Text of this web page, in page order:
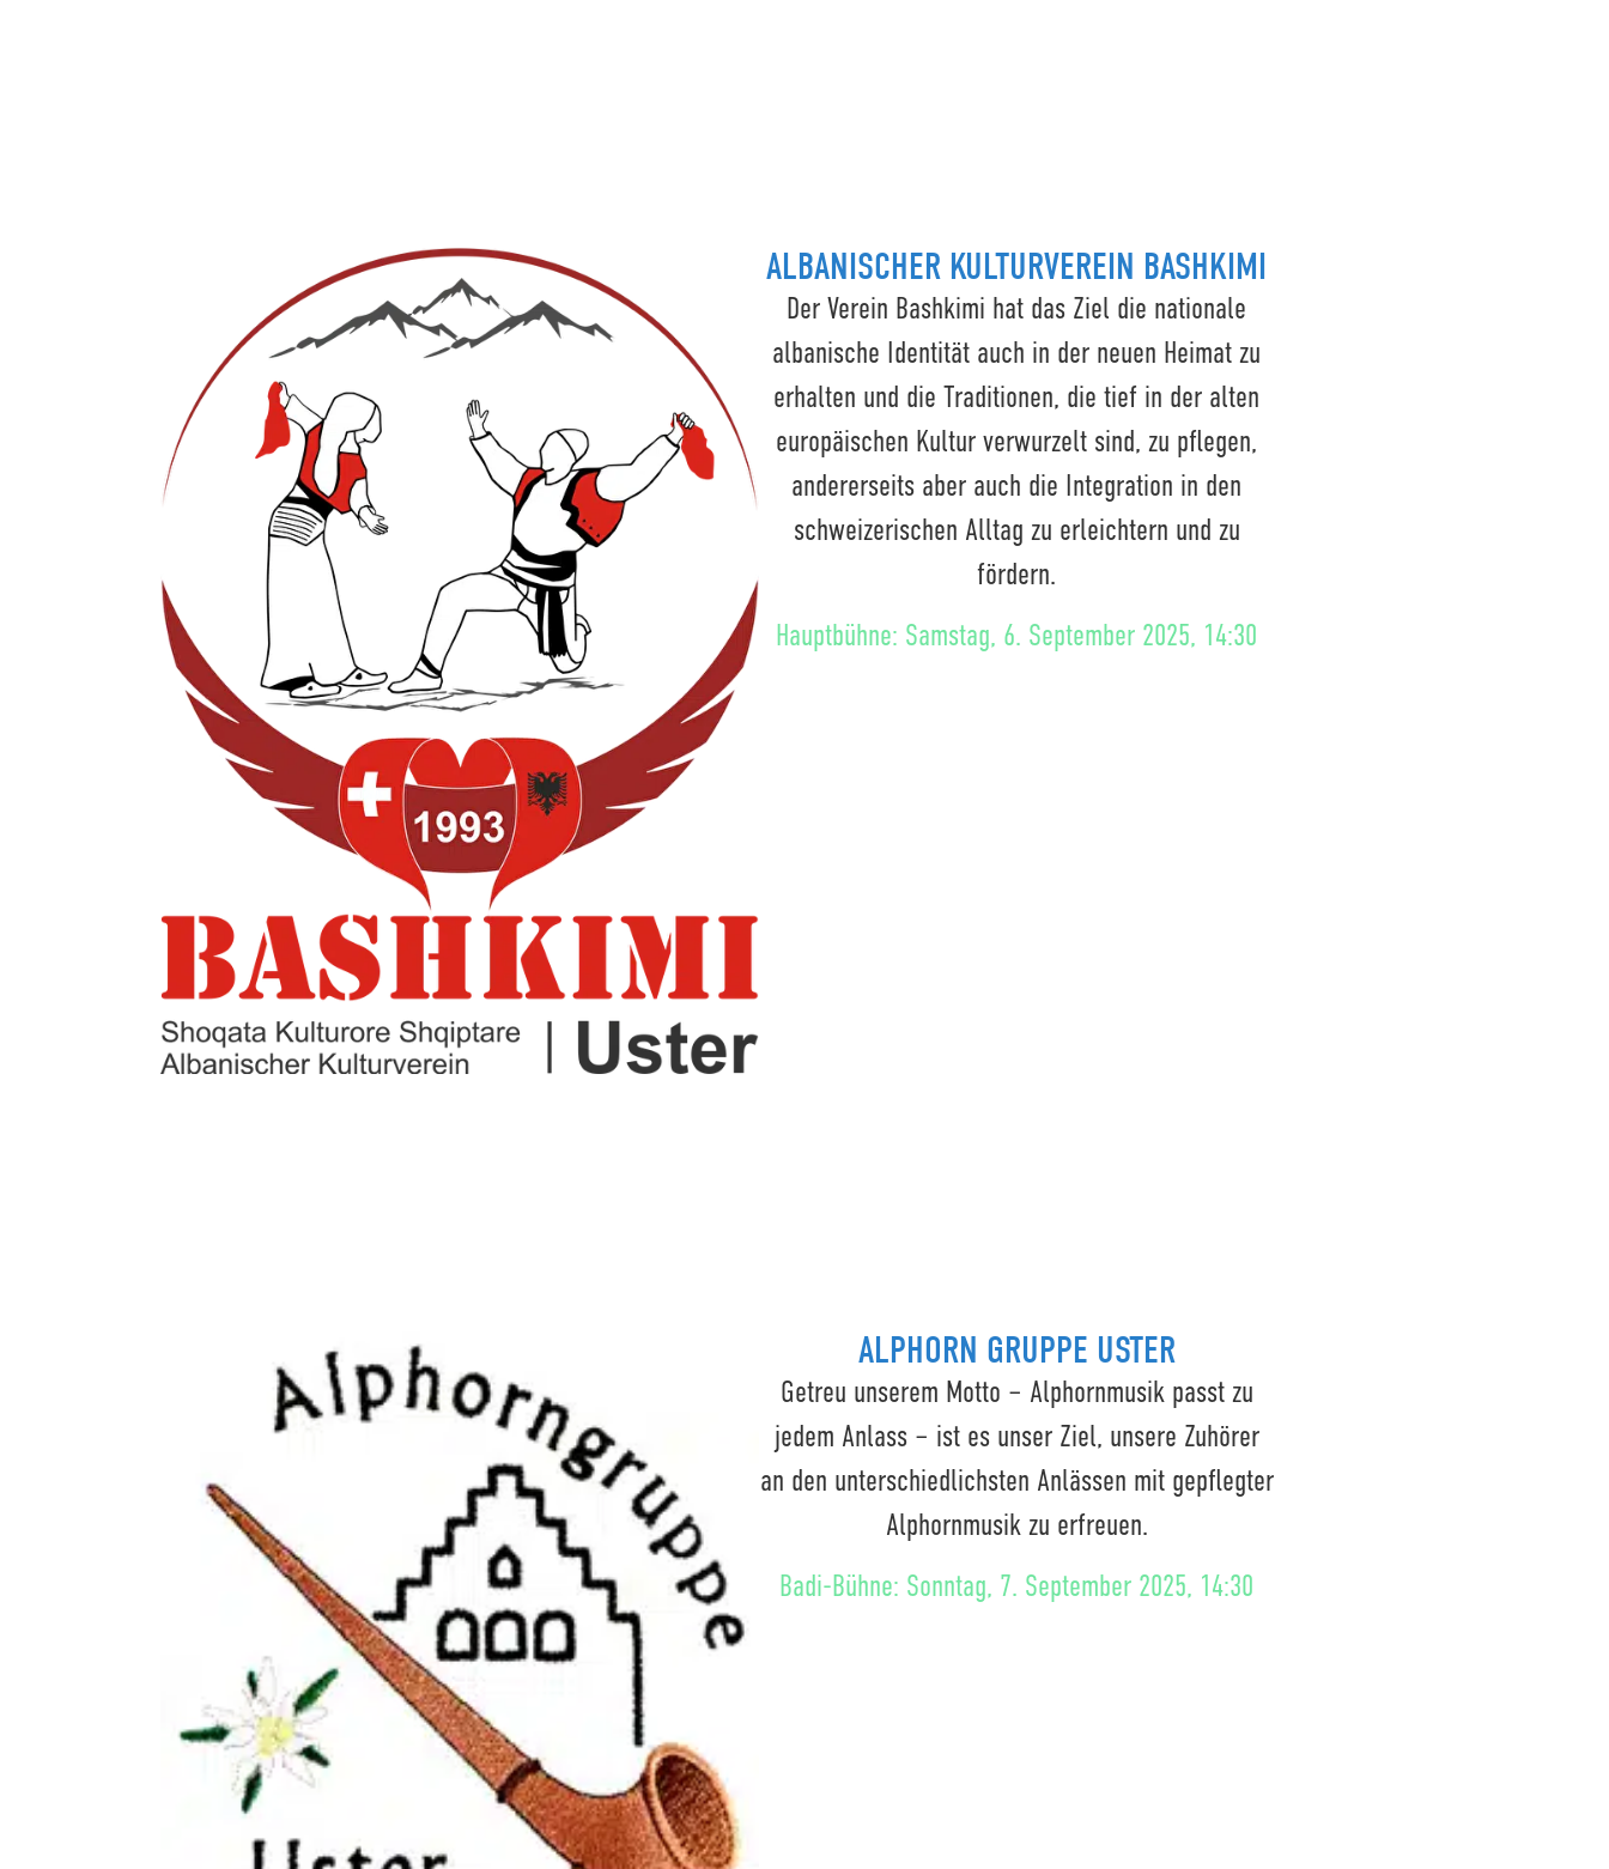
ALBANISCHER KULTURVEREIN BASHKIMI
Der Verein Bashkimi hat das Ziel die nationale
albanische Identität auch in der neuen Heimat zu
erhalten und die Traditionen, die tief in der alten
europäischen Kultur verwurzelt sind, zu pflegen,
andererseits aber auch die Integration in den
schweizerischen Alltag zu erleichtern und zu
fördern.
Hauptbühne: Samstag, 6. September 2025, 14:30
ALPHORN GRUPPE USTER
Getreu unserem Motto – Alphornmusik passt zu
jedem Anlass – ist es unser Ziel, unsere Zuhörer
an den unterschiedlichsten Anlässen mit gepflegter
Alphornmusik zu erfreuen.
Badi-Bühne: Sonntag, 7. September 2025, 14:30